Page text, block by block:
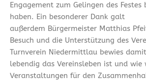
Engagement zum Gelingen des Festes
haben. Ein besonderer Dank galt
außerdem Bürgermeister Matthias
Besuch und die Unterstützung des
Turnverein Niedermittlau bewies
lebendig das Vereinsleben ist und wie
Veranstaltungen für den